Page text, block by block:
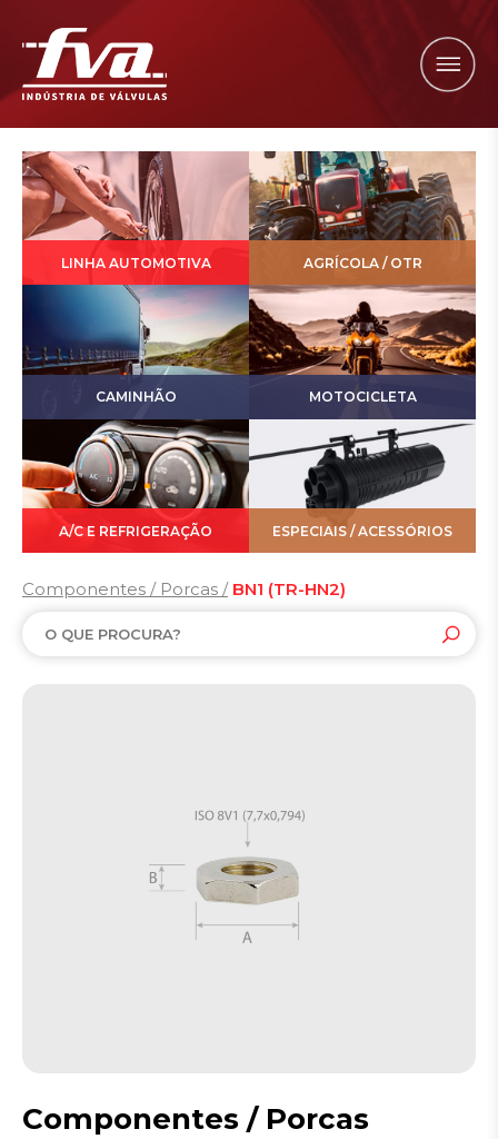
LINHA AUTOMOTIVA AGRÍCOLA / OTR
CAMINHÃO MOTOCICLETA
A/C E REFRIGERAÇÃO ESPECIAIS / ACESSÓRIOS
Componentes / Porcas / BN1 (TR-HN2)
Componentes / Porcas